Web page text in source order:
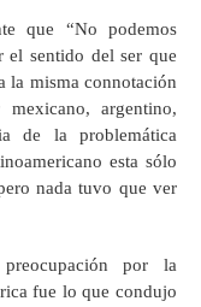
que “No podemos
el sentido del ser que
la misma connotación
argentino,
de la problemática
esta sólo
nada tuvo que ver
por la
fue lo que condujo